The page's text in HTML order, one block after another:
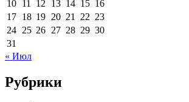
10 11 12 13 14 15 16
17 18 19 20 21 22 23
24 25 26 27 28 29 30
31
« Июл
Рубрики